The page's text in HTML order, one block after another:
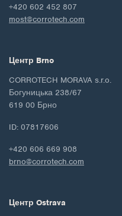
+420 602 452 807
most@corrotech.com
Центр Brno
CORROTECH MORAVA s.r.o.
Богуницька 238/67
619 00 Брно
ID: 07817606
+420 606 669 908
brno@corrotech.com
Центр Ostrava